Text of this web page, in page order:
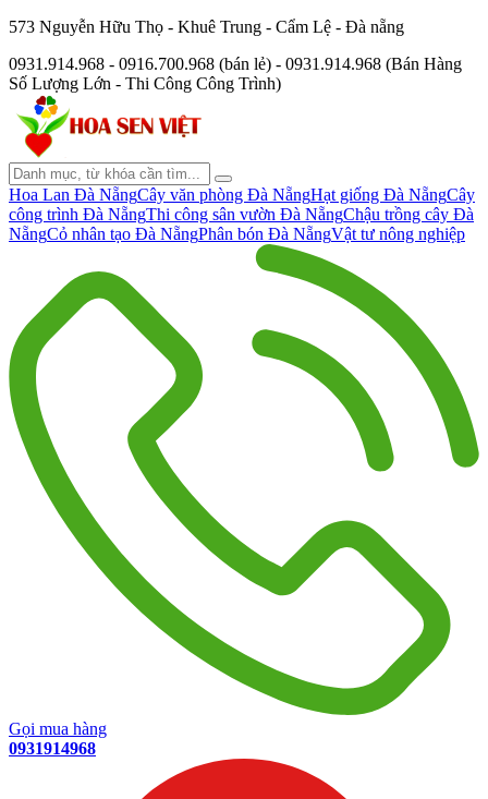
573 Nguyễn Hữu Thọ - Khuê Trung - Cẩm Lệ - Đà nẵng
0931.914.968 - 0916.700.968 (bán lẻ) - 0931.914.968 (Bán Hàng
Số Lượng Lớn - Thi Công Công Trình)
Hoa Lan Đà NẵngCây văn phòng Đà NẵngHạt giống Đà NẵngCây
công trình Đà NẵngThi công sân vườn Đà NẵngChậu trồng cây Đà
NẵngCỏ nhân tạo Đà NẵngPhân bón Đà NẵngVật tư nông nghiệp
Gọi mua hàng
0931914968